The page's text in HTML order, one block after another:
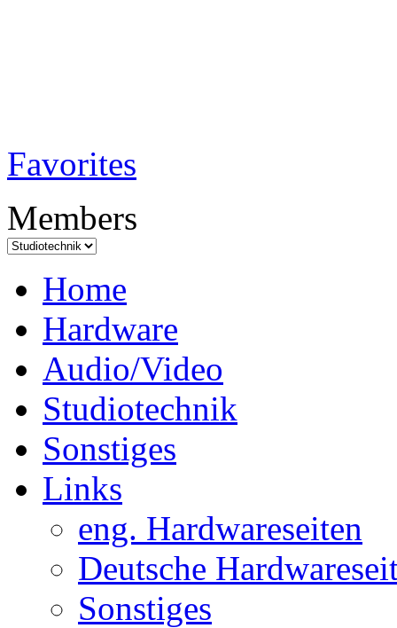
Favorites
Members
Home
Hardware
Audio/Video
Studiotechnik
Sonstiges
Links
eng. Hardwareseiten
Deutsche
Sonstiges